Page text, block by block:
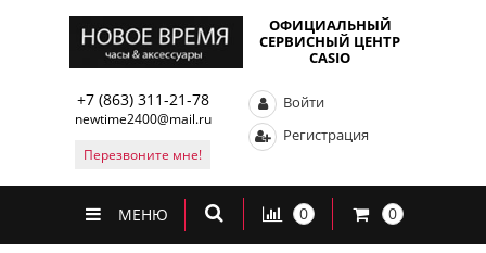
ОФИЦИАЛЬНЫЙ
СЕРВИСНЫЙ ЦЕНТР
CASIO
+7 (863) 311-21-78
newtime2400@mail.ru
Перезвоните мне!
Войти
Регистрация
МЕНЮ 0 0